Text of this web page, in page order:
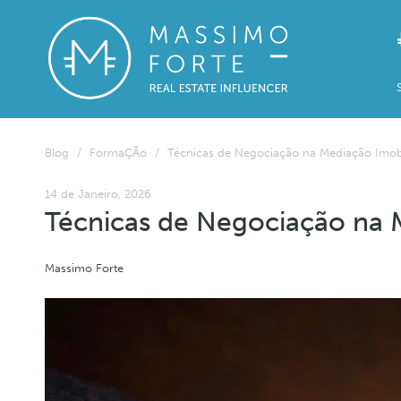
Blog / FormaÇÃo / Técnicas de Negociação na Mediação
14 de Janeiro, 2026
Técnicas de Negociação na
Massimo Forte